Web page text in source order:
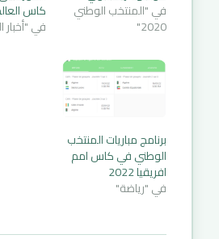
في "المنتخب الوطني
2020"
كاس العالم
في "أخبار
برنامج مباريات المنتخب
الوطني في كاس امم
افريقيا 2022
في "رياضة"